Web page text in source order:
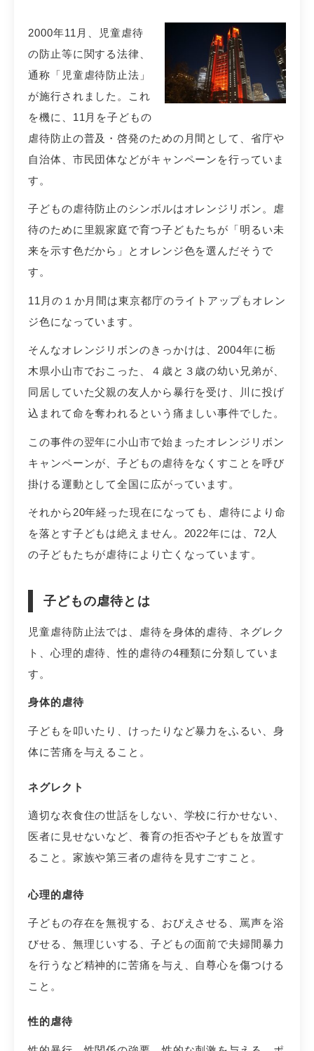
2000年11月、児童虐待
の防止等に関する法律、
通称「児童虐待防止法」
が施行されました。これ
を機に、11月を子どもの
虐待防止の普及・啓発のための月間として、省庁や
自治体、市民団体などがキャンペーンを行っていま
す。
子どもの虐待防止のシンボルはオレンジリボン。虐
待のために里親家庭で育つ子どもたちが「明るい未
来を示す色だから」とオレンジ色を選んだそうで
す。
11月の１か月間は東京都庁のライトアップもオレン
ジ色になっています。
そんなオレンジリボンのきっかけは、2004年に栃
木県小山市でおこった、４歳と３歳の幼い兄弟が、
同居していた父親の友人から暴行を受け、川に投げ
込まれて命を奪われるという痛ましい事件でした。
この事件の翌年に小山市で始まったオレンジリボン
キャンペーンが、子どもの虐待をなくすことを呼び
掛ける運動として全国に広がっています。
それから20年経った現在になっても、虐待により命
を落とす子どもは絶えません。2022年には、72人
の子どもたちが虐待により亡くなっています。
子どもの虐待とは
児童虐待防止法では、虐待を身体的虐待、ネグレク
ト、心理的虐待、性的虐待の4種類に分類していま
す。
身体的虐待
子どもを叩いたり、けったりなど暴力をふるい、身
体に苦痛を与えること。
ネグレクト
適切な衣食住の世話をしない、学校に行かせない、
医者に見せないなど、養育の拒否や子どもを放置す
ること。家族や第三者の虐待を見すごすこと。
心理的虐待
子どもの存在を無視する、おびえさせる、罵声を浴
びせる、無理じいする、子どもの面前で夫婦間暴力
を行うなど精神的に苦痛を与え、自尊心を傷つける
こと。
性的虐待